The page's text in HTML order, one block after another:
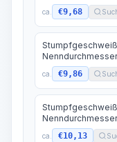
ca. €9,68
ca. €9,86
ca. €10,13